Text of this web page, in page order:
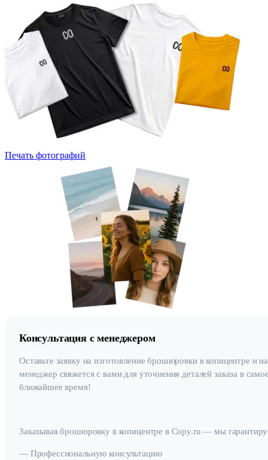
Печать фотографий
Консультация с менеджером
Оставьте заявку на изготовление брошюровки в копицентре и
менеджер свяжется с вами для уточнения деталей заказа в
ближайшее время!
Заказывая брошюровку в копицентре в Copy.ru — мы
— Профессиональную консультацию